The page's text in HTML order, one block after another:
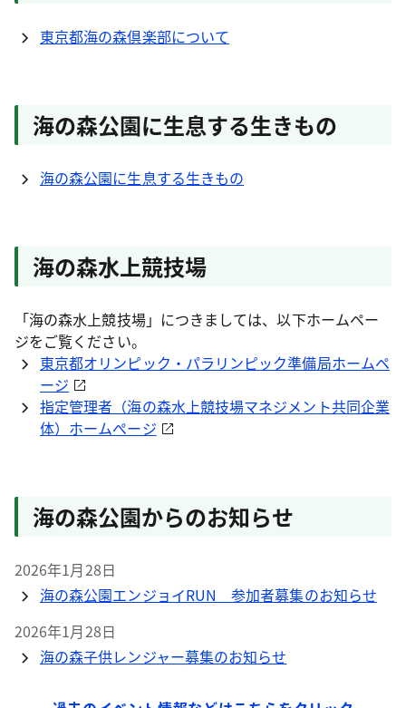
東京都海の森倶楽部について
海の森公園に生息する生きもの
海の森公園に生息する生きもの
海の森水上競技場
「海の森水上競技場」につきましては、以下ホームペー
ジをご覧ください。
東京都オリンピック・パラリンピック準備局ホームペ
ージ
指定管理者（海の森水上競技場マネジメント共同企業
体）ホームぺージ
海の森公園からのお知らせ
2026年1月28日
海の森公園エンジョイRUN 参加者募集のお知らせ
2026年1月28日
海の森子供レンジャー募集のお知らせ